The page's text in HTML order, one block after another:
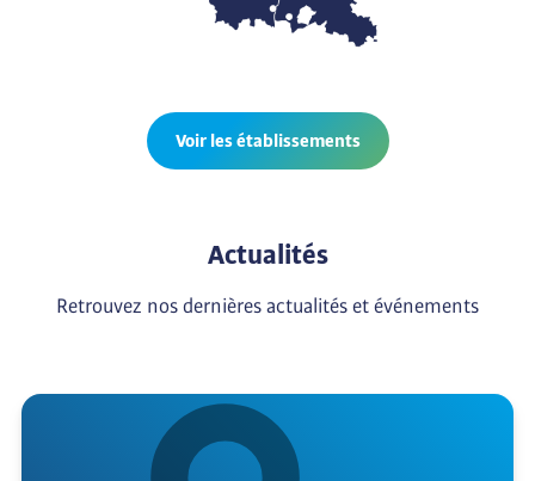
Voir les établissements
Actualités
Retrouvez nos dernières actualités et événements